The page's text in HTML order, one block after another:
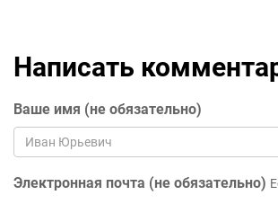
Написать
Ваше имя (не обязательно)
Электронная почта (не обязательно)